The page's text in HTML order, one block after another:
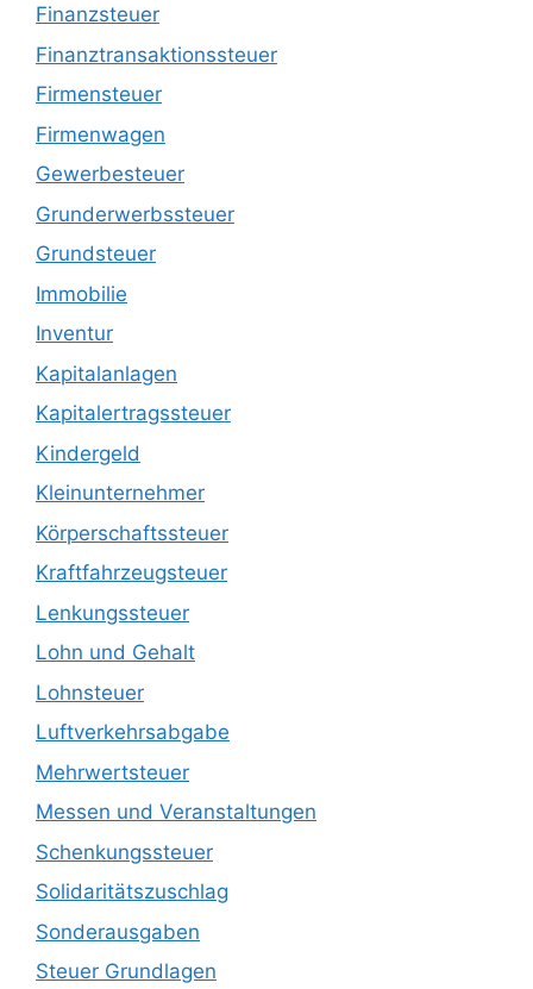
Finanzsteuer
Finanztransaktionssteuer
Firmensteuer
Firmenwagen
Gewerbesteuer
Grunderwerbssteuer
Grundsteuer
Immobilie
Inventur
Kapitalanlagen
Kapitalertragssteuer
Kindergeld
Kleinunternehmer
Körperschaftssteuer
Kraftfahrzeugsteuer
Lenkungssteuer
Lohn und Gehalt
Lohnsteuer
Luftverkehrsabgabe
Mehrwertsteuer
Messen und Veranstaltungen
Schenkungssteuer
Solidaritätszuschlag
Sonderausgaben
Steuer Grundlagen